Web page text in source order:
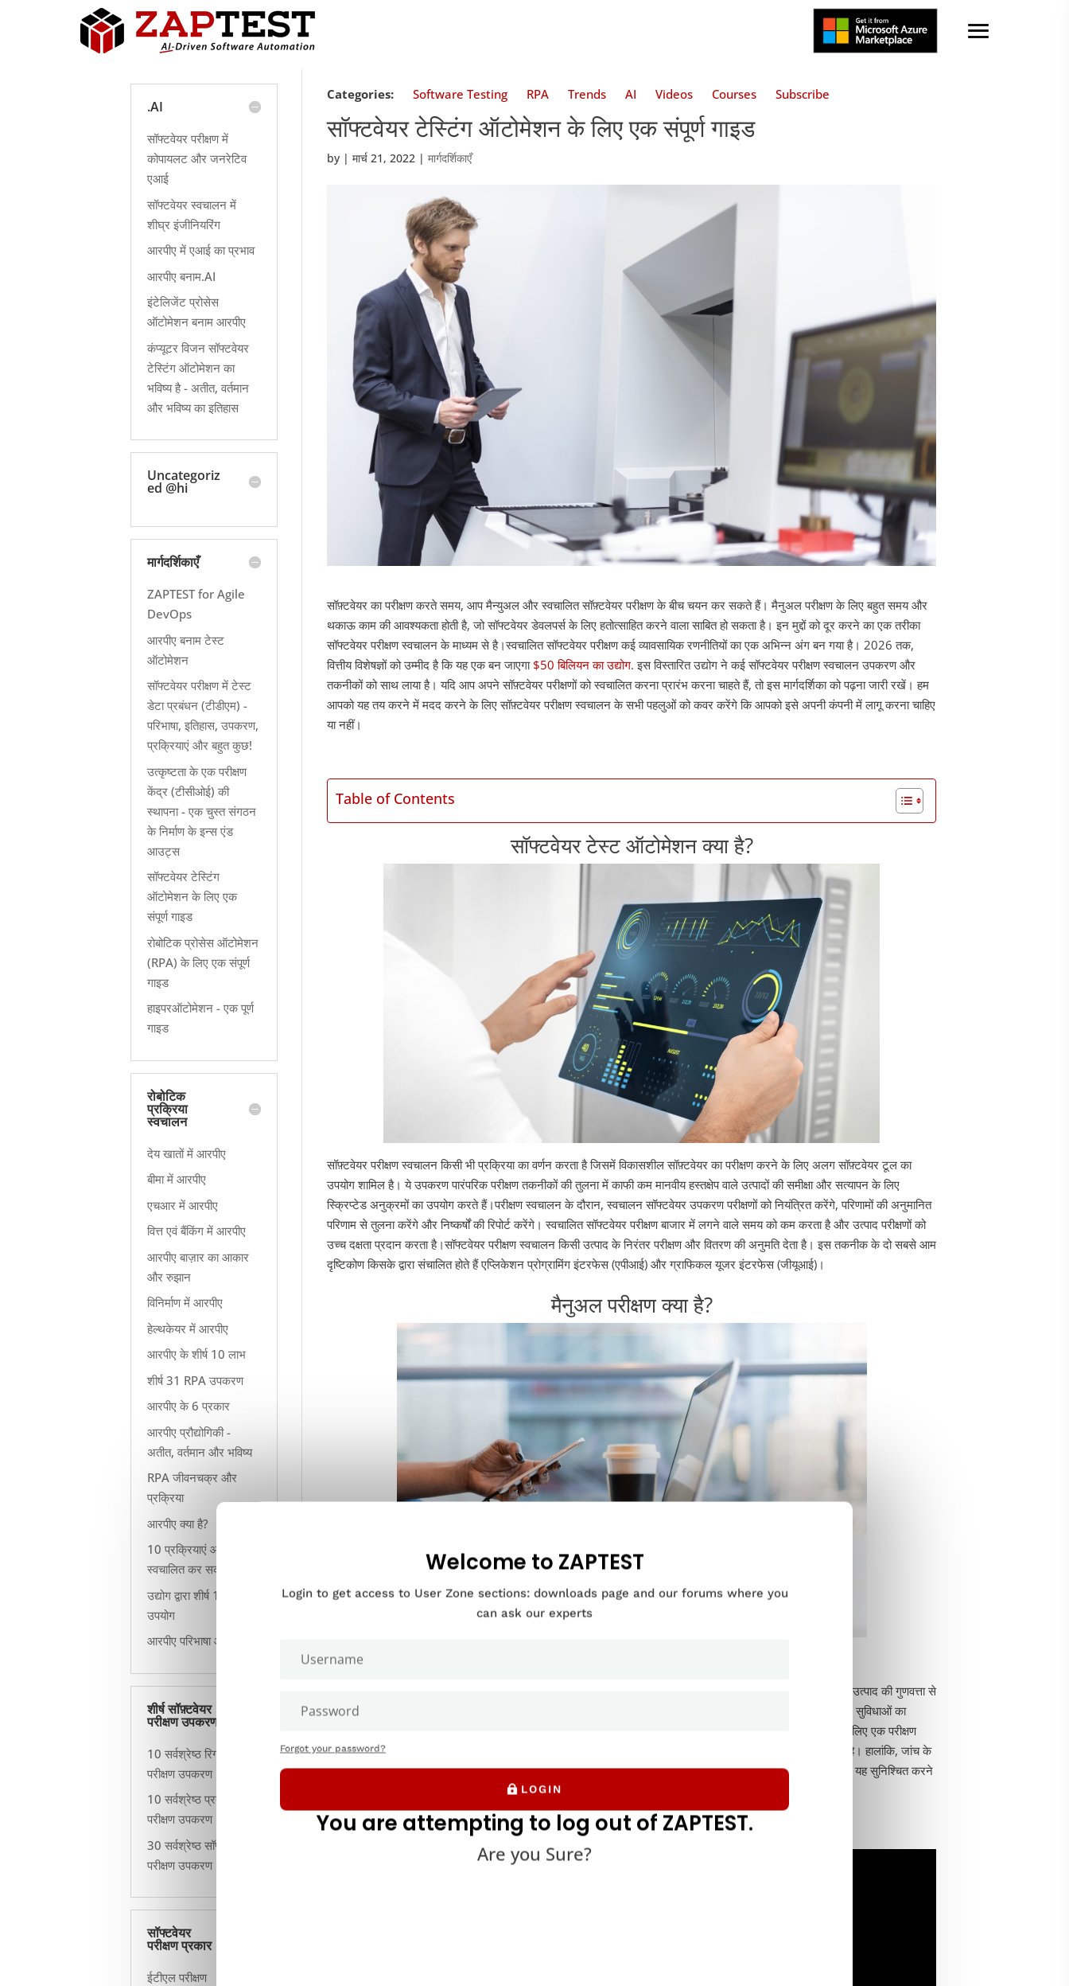
Categories: Software Testing RPA Trends AI Videos Courses Subscribe
सॉफ्टवेयर टेस्टिंग ऑटोमेशन के लिए एक संपूर्ण गाइड
by |मार्च 21, 2022 |मार्गदर्शिकाएँ
सॉफ़्टवेयर का परीक्षण करते समय, आप मैन्युअल और स्वचालित सॉफ़्टवेयर परीक्षण के बीच चयन कर सकते हैं। मैनुअल परीक्षण के लिए बहुत समय और
थकाऊ काम की आवश्यकता होती है, जो सॉफ्टवेयर डेवलपर्स के लिए हतोत्साहित करने वाला साबित हो सकता है। इन मुद्दों को दूर करने का एक तरीका
सॉफ्टवेयर परीक्षण स्वचालन के माध्यम से है।स्वचालित सॉफ्टवेयर परीक्षण कई व्यावसायिक रणनीतियों का एक अभिन्न अंग बन गया है। 2026 तक,
वित्तीय विशेषज्ञों को उम्मीद है कि यह एक बन जाएगा $50 बिलियन का उद्योग. इस विस्तारित उद्योग ने कई सॉफ्टवेयर परीक्षण स्वचालन उपकरण और
तकनीकों को साथ लाया है।यदि आप अपने सॉफ़्टवेयर परीक्षणों को स्वचालित करना प्रारंभ करना चाहते हैं, तो इस मार्गदर्शिका को पढ़ना जारी रखें। हम
आपको यह तय करने में मदद करने के लिए सॉफ़्टवेयर परीक्षण स्वचालन के सभी पहलुओं को कवर करेंगे कि आपको इसे अपनी कंपनी में लागू करना चाहिए
या नहीं।
Table of Contents
सॉफ्टवेयर टेस्ट ऑटोमेशन क्या है?
सॉफ़्टवेयर परीक्षण स्वचालन किसी भी प्रक्रिया का वर्णन करता है जिसमें विकासशील सॉफ़्टवेयर का परीक्षण करने के लिए अलग सॉफ़्टवेयर टूल का
उपयोग शामिल है। ये उपकरण पारंपरिक परीक्षण तकनीकों की तुलना में काफी कम मानवीय हस्तक्षेप वाले उत्पादों की समीक्षा और सत्यापन के लिए
स्क्रिप्टेड अनुक्रमों का उपयोग करते हैं।परीक्षण स्वचालन के दौरान, स्वचालन सॉफ्टवेयर उपकरण परीक्षणों को नियंत्रित करेंगे, परिणामों की अनुमानित
परिणाम से तुलना करेंगे और निष्कर्षों की रिपोर्ट करेंगे। स्वचालित सॉफ्टवेयर परीक्षण बाजार में लगने वाले समय को कम करता है और उत्पाद परीक्षणों को
उच्च दक्षता प्रदान करता है।सॉफ्टवेयर परीक्षण स्वचालन किसी उत्पाद के निरंतर परीक्षण और वितरण की अनुमति देता है। इस तकनीक के दो सबसे आम
दृष्टिकोण किसके द्वारा संचालित होते हैंएप्लिकेशन प्रोग्रामिंग इंटरफेस (एपीआई) और ग्राफिकल यूजर इंटरफेस (जीयूआई)।
मैनुअल परीक्षण क्या है?
मैनुअल परीक्षण एक सॉफ्टवेयर उत्पाद में दोषों के लिए मानव-चालित परीक्षणों का वर्णन करता है। ये परीक्षण परियोजना हितधारकों को उत्पाद की गुणवत्ता से
संबंधित जानकारी प्रदान करते हैं। आम तौर पर, परीक्षक अंतिम-उपयोगकर्ता के रूप में कार्य करता है और यह निर्धारित करने के लिए सुविधाओं का
उपयोग करता है कि क्या यह सही तरीके से कार्य करता है। इसके अलावा, परीक्षक विशिष्ट परीक्षण मामलों के माध्यम से काम करने के लिए एक परीक्षण
योजना का पालन करता है।
मैनुअल परीक्षण स्वचालन के लिए बेहतर अनुकूल परीक्षणों की मौद्रिक और श्रम लागत को बढ़ा सकता है। हालांकि, जांच के
लिए राय और यादृच्छिक इनपुट की आवश्यकता होती है, जैसे किउपयोग में आसानी , मैन्युअल परीक्षण से लाभ। अधिकांश उत्पादों को यह सुनिश्चित करने
के लिए स्वचालित और मैन्युअल परीक्षण के संयोजन की आवश्यकता होती है कि वे बाजार के लिए तैयार हैं।
यूनिट परीक्षण क्या है?
.AI
सॉफ्टवेयर परीक्षण में
कोपायलट और जनरेटिव
एआई
सॉफ्टवेयर स्वचालन में
शीघ्र इंजीनियरिंग
आरपीए में एआई का प्रभाव
आरपीए बनाम.AI
इंटेलिजेंट प्रोसेस
ऑटोमेशन बनाम आरपीए
कंप्यूटर विजन सॉफ्टवेयर
टेस्टिंग ऑटोमेशन का
भविष्य है - अतीत, वर्तमान
और भविष्य का इतिहास
Uncategoriz
ed @hi
मार्गदर्शिकाएँ
ZAPTEST for Agile
DevOps
आरपीए बनाम टेस्ट
ऑटोमेशन
सॉफ्टवेयर परीक्षण में टेस्ट
डेटा प्रबंधन (टीडीएम) -
परिभाषा, इतिहास, उपकरण,
प्रक्रियाएं और बहुत कुछ!
उत्कृष्टता के एक परीक्षण
केंद्र (टीसीओई) की
स्थापना - एक चुस्त संगठन
के निर्माण के इन्स एंड
आउट्स
सॉफ्टवेयर टेस्टिंग
ऑटोमेशन के लिए एक
संपूर्ण गाइड
रोबोटिक प्रोसेस ऑटोमेशन
(RPA) के लिए एक संपूर्ण
गाइड
हाइपरऑटोमेशन - एक पूर्ण
गाइड
रोबोटिक
प्रक्रिया
स्वचालन
देय खातों में आरपीए
बीमा में आरपीए
एचआर में आरपीए
वित्त एवं बैंकिंग में आरपीए
आरपीए बाज़ार का आकार
और रुझान
विनिर्माण में आरपीए
हेल्थकेयर में आरपीए
आरपीए के शीर्ष 10 लाभ
शीर्ष 31 RPA उपकरण
आरपीए के 6 प्रकार
आरपीए प्रौद्योगिकी -
अतीत, वर्तमान और भविष्य
RPA जीवनचक्र और
प्रक्रिया
आरपीए क्या है?
10 प्रक्रियाएं आरपीए
स्वचालित कर सकते हैं
उद्योग द्वारा शीर्ष 15 आरपीए
उपयोग
आरपीए परिभाषा और अर्थ
शीर्ष सॉफ़्टवेयर
परीक्षण उपकरण
10 सर्वश्रेष्ठ रिग्रेशन
परीक्षण उपकरण
10 सर्वश्रेष्ठ प्रदर्शन
परीक्षण उपकरण
30 सर्वश्रेष्ठ सॉफ्टवेयर
परीक्षण उपकरण
सॉफ्टवेयर
परीक्षण प्रकार
ईटीएल परीक्षण
Welcome to ZAPTEST
Login to get access to User Zone sections: downloads page and our forums where you
can ask our experts
Forgot your password?
LOGIN
You are attempting to log out of ZAPTEST.
Are you Sure?